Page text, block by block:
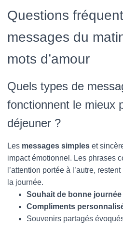
Questions
messages du
mots d’amour
Quels types de
fonctionnent le mieux
déjeuner ?
Les messages simples et
impact émotionnel. Les phrases
l’attention portée à l’autre,
la journée.
Souhait de bonne journée
Compliments
Souvenirs partagés